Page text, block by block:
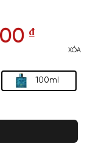
₫
100ml
XÓA